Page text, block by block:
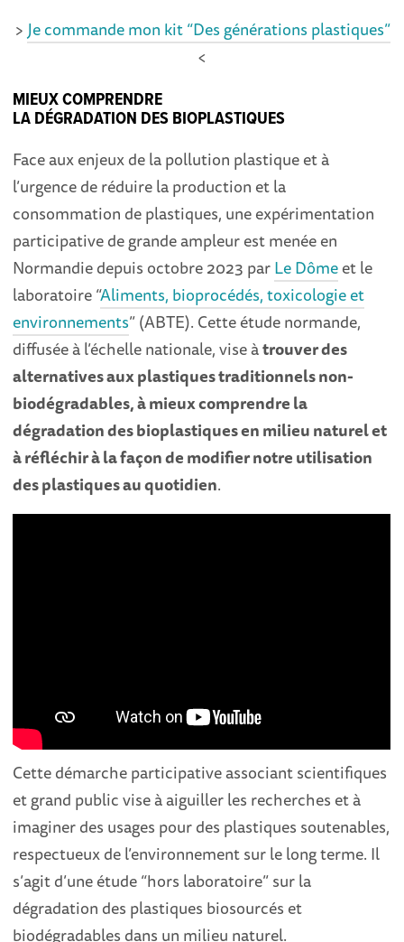
> Je commande mon kit “Des générations plastiques”
<
MIEUX COMPRENDRE
LA DÉGRADATION DES BIOPLASTIQUES
Face aux enjeux de la pollution plastique et à
l’urgence de réduire la production et la
consommation de plastiques, une expérimentation
participative de grande ampleur est menée en
Normandie depuis octobre 2023 parLe Dômeet le
laboratoire “Aliments, bioprocédés, toxicologie et
environnements” (ABTE). Cette étude normande,
diffusée à l’échelle nationale, vise àtrouver des
alternatives aux plastiques traditionnels non-
biodégradables, à mieux comprendre la
dégradation des bioplastiques en milieu naturel et
à réfléchir à la façon de modifier notre utilisation
des plastiques au quotidien.
Cette démarche participative associant scientifiques
et grand public vise à aiguiller les recherches et à
imaginer des usages pour des plastiques soutenables,
respectueux de l’environnement sur le long terme. Il
s’agit d’une étude “hors laboratoire” sur la
dégradation des plastiques biosourcés et
biodégradables dans un milieu naturel.